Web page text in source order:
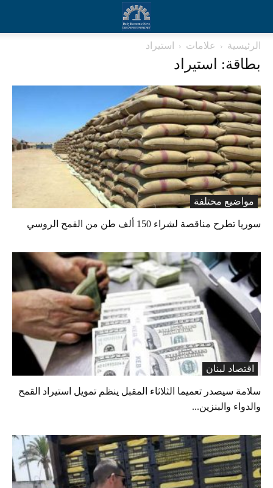
الرئيسية علامات استيراد
بطاقة: استيراد
مواضيع مختلفة
سوريا تطرح مناقصة لشراء 150 ألف طن من القمح الروسي
اقتصاد لبنان
سلامة سيصدر تعميما الثلاثاء المقبل ينظم تمويل استيراد القمح
والدواء والبنزين...